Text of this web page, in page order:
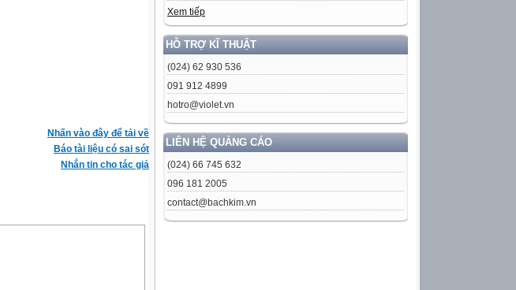
Xem tiếp
HỖ TRỢ KĨ THUẬT
(024) 62 930 536
091 912 4899
hotro@violet.vn
LIÊN HỆ QUẢNG CÁO
(024) 66 745 632
096 181 2005
contact@bachkim.vn
Nhấn vào đây để tải về
Báo tài liệu có sai sót
Nhắn tin cho tác giả